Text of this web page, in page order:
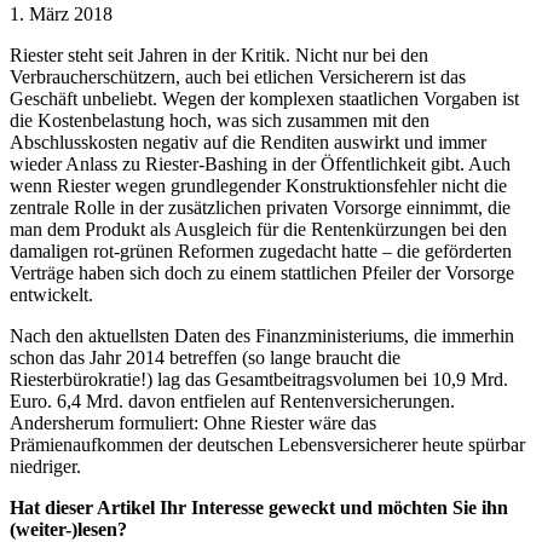
1. März 2018
Riester steht seit Jahren in der Kritik. Nicht nur bei den
Verbraucherschützern, auch bei etlichen Versicherern ist das
Geschäft unbeliebt. Wegen der komplexen staatlichen Vorgaben ist
die Kostenbelastung hoch, was sich zusammen mit den
Abschlusskosten negativ auf die Renditen auswirkt und immer
wieder Anlass zu Riester-Bashing in der Öffentlichkeit gibt. Auch
wenn Riester wegen grundlegender Konstruktionsfehler nicht die
zentrale Rolle in der zusätzlichen privaten Vorsorge einnimmt, die
man dem Produkt als Ausgleich für die Rentenkürzungen bei den
damaligen rot-grünen Reformen zugedacht hatte – die geförderten
Verträge haben sich doch zu einem stattlichen Pfeiler der Vorsorge
entwickelt.
Nach den aktuellsten Daten des Finanzministeriums, die immerhin
schon das Jahr 2014 betreffen (so lange braucht die
Riesterbürokratie!) lag das Gesamtbeitragsvolumen bei 10,9 Mrd.
Euro. 6,4 Mrd. davon entfielen auf Rentenversicherungen.
Andersherum formuliert: Ohne Riester wäre das
Prämienaufkommen der deutschen Lebensversicherer heute spürbar
niedriger.
Hat dieser Artikel Ihr Interesse geweckt und möchten Sie ihn
(weiter-)lesen?